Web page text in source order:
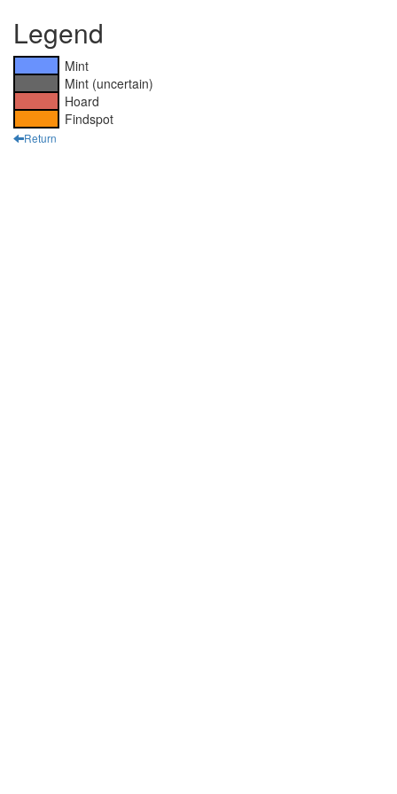
Legend
Mint
Mint (uncertain)
Hoard
Findspot
Return